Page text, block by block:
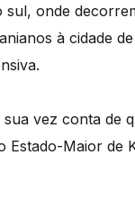
onde
à cidade
vez conta de
Estado-Maior de